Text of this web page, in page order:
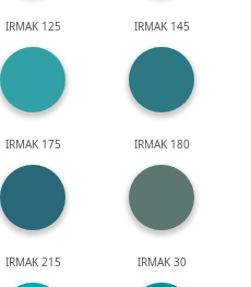
IRMAK 125 IRMAK 145
IRMAK 175 IRMAK 180
IRMAK 215 IRMAK 30